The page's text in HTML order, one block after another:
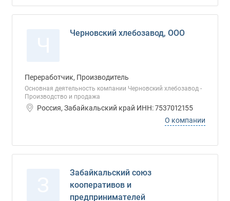
Черновский хлебозавод, ООО
Переработчик, Производитель
Основная деятельность компании Черновский хлебозавод -
Производство и продажа
Россия, Забайкальский край ИНН: 7537012155
О компании
Забайкальский союз
кооперативов и
предпринимателей